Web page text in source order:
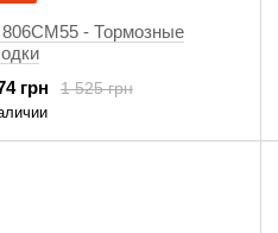
- Тормозные
1 525 грн
грн